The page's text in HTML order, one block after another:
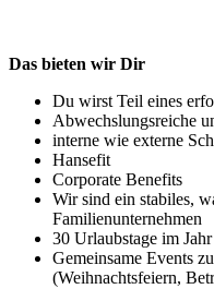
Das bieten wir Dir
Du wirst Teil eines
Abwechslungsreiche
interne wie externe
Hansefit
Corporate Benefits
Wir sind ein stabiles,
Familienunternehmen
30 Urlaubstage im Jahr
Gemeinsame Events
(Weihnachtsfeiern,